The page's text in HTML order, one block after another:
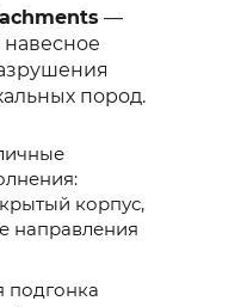
—
пород.
корпус,
направления
подгонка